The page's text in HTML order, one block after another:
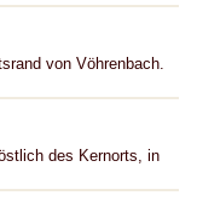
von Vöhrenbach.
des Kernorts, in